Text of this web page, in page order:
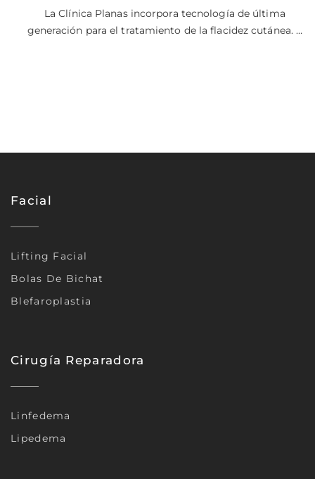
La Clínica Planas incorpora tecnología de última
generación para el tratamiento de la flacidez cutánea. …
Facial
Lifting Facial
Bolas De Bichat
Blefaroplastia
Cirugía Reparadora
Linfedema
Lipedema